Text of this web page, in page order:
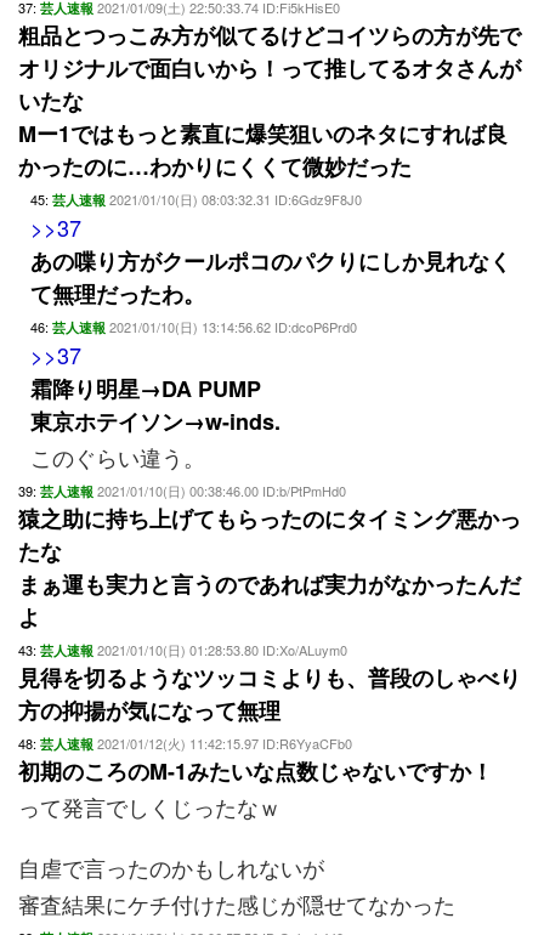
37: 芸人速報 2021/01/09(土) 22:50:33.74 ID:Fi5kHisE0
粗品とつっこみ方が似てるけどコイツらの方が先で
オリジナルで面白いから！って推してるオタさんが
いたな
Mー1ではもっと素直に爆笑狙いのネタにすれば良
かったのに…わかりにくくて微妙だった
45: 芸人速報 2021/01/10(日) 08:03:32.31 ID:6Gdz9F8J0
>>37
あの喋り方がクールポコのパクりにしか見れなく
て無理だったわ。
46: 芸人速報 2021/01/10(日) 13:14:56.62 ID:dcoP6Prd0
>>37
霜降り明星→DA PUMP
東京ホテイソン→w-inds.
このぐらい違う。
39: 芸人速報 2021/01/10(日) 00:38:46.00 ID:b/PtPmHd0
猿之助に持ち上げてもらったのにタイミング悪かっ
たな
まぁ運も実力と言うのであれば実力がなかったんだ
よ
43: 芸人速報 2021/01/10(日) 01:28:53.80 ID:Xo/ALuym0
見得を切るようなツッコミよりも、普段のしゃべり
方の抑揚が気になって無理
48: 芸人速報 2021/01/12(火) 11:42:15.97 ID:R6YyaCFb0
初期のころのM-1みたいな点数じゃないですか！
って発言でしくじったなｗ
自虐で言ったのかもしれないが
審査結果にケチ付けた感じが隠せてなかった